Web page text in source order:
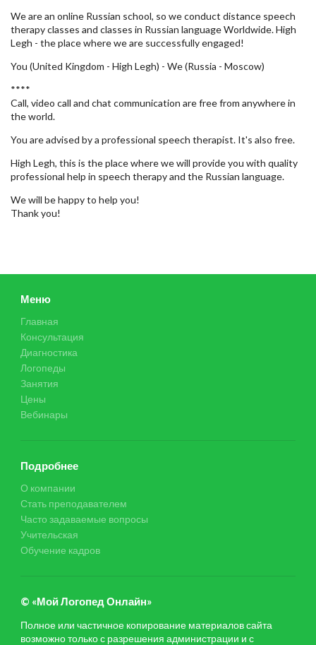
We are an online Russian school, so we conduct distance speech
therapy classes and classes in Russian language Worldwide. High
Legh - the place where we are successfully engaged!
You (United Kingdom - High Legh) - We (Russia - Moscow)
****
Call, video call and chat communication are free from anywhere in
the world.
You are advised by a professional speech therapist. It's also free.
High Legh, this is the place where we will provide you with quality
professional help in speech therapy and the Russian language.
We will be happy to help you!
Thank you!
Меню
Главная
Консультация
Диагностика
Логопеды
Занятия
Цены
Вебинары
Подробнее
О компании
Стать преподавателем
Часто задаваемые вопросы
Учительская
Обучение кадров
© «Мой Логопед Онлайн»
Полное или частичное копирование материалов сайта
возможно только с разрешения администрации и с